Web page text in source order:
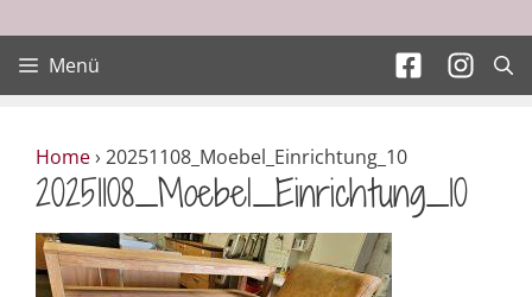
Menü
Home› 20251108_Moebel_Einrichtung_10
20251108_Moebel_Einrichtung_10